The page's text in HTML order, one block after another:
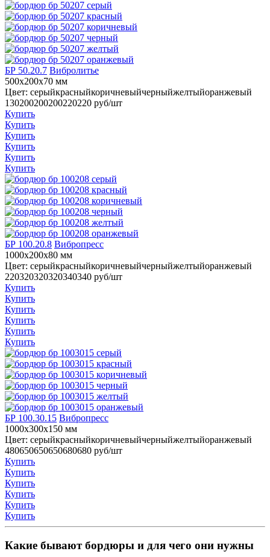
БР 50.20.7 Вибролитье
500x200x70 мм
Цвет: серыйкрасныйкоричневыйчерныйжелтыйоранжевый
130200200200220220 руб/шт
Купить
Купить
Купить
Купить
Купить
Купить
БР 100.20.8 Вибропресс
1000x200x80 мм
Цвет: серыйкрасныйкоричневыйчерныйжелтыйоранжевый
220320320320340340 руб/шт
Купить
Купить
Купить
Купить
Купить
Купить
БР 100.30.15 Вибропресс
1000x300x150 мм
Цвет: серыйкрасныйкоричневыйчерныйжелтыйоранжевый
480650650650680680 руб/шт
Купить
Купить
Купить
Купить
Купить
Купить
Какие бывают бордюры и для чего они нужны